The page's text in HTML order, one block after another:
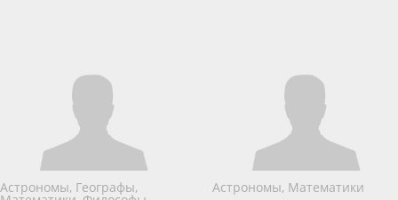
Астрономы, Географы,
Астрономы, Математики